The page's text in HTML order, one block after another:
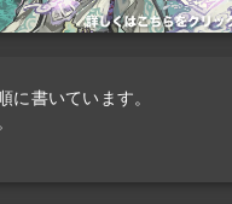
に書いています。